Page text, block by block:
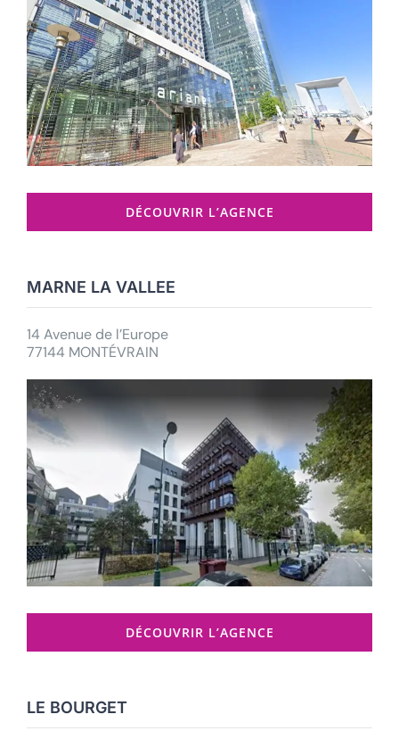
DÉCOUVRIR L’AGENCE
MARNE LA VALLEE
14 Avenue de l’Europe
77144 MONTÉVRAIN
DÉCOUVRIR L’AGENCE
LE BOURGET